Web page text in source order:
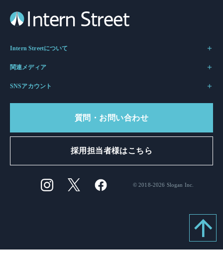
Intern Streetについて
関連メディア
SNSアカウント
質問・お問い合わせ
採用担当者様はこちら
© 2018-2026 Slogan Inc.